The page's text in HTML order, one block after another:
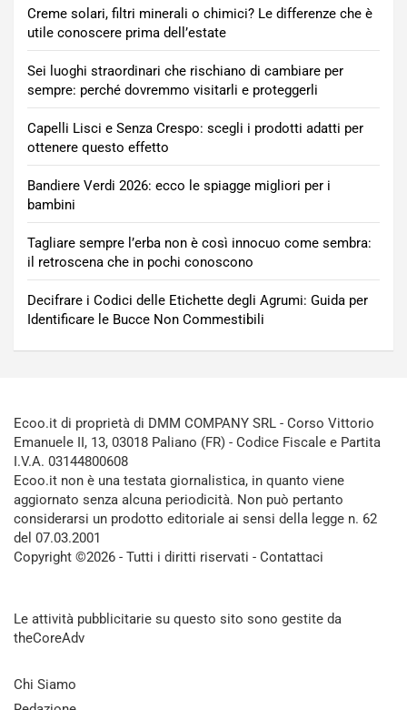
Creme solari, filtri minerali o chimici? Le differenze che è
utile conoscere prima dell’estate
Sei luoghi straordinari che rischiano di cambiare per
sempre: perché dovremmo visitarli e proteggerli
Capelli Lisci e Senza Crespo: scegli i prodotti adatti per
ottenere questo effetto
Bandiere Verdi 2026: ecco le spiagge migliori per i
bambini
Tagliare sempre l’erba non è così innocuo come sembra:
il retroscena che in pochi conoscono
Decifrare i Codici delle Etichette degli Agrumi: Guida per
Identificare le Bucce Non Commestibili
Ecoo.it di proprietà di DMM COMPANY SRL - Corso Vittorio
Emanuele II, 13, 03018 Paliano (FR) - Codice Fiscale e Partita
I.V.A. 03144800608
Ecoo.it non è una testata giornalistica, in quanto viene
aggiornato senza alcuna periodicità. Non può pertanto
considerarsi un prodotto editoriale ai sensi della legge n. 62
del 07.03.2001
Copyright ©2026 - Tutti i diritti riservati - Contattaci
Le attività pubblicitarie su questo sito sono gestite da
theCoreAdv
Chi Siamo